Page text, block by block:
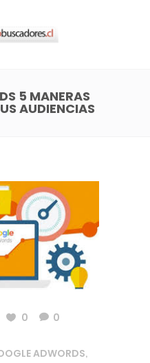
5 MANERAS
AUDIENCIAS
0
0
ADWORDS,